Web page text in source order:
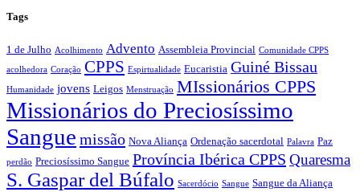
Tags
1 de Julho Acolhimento Advento Assembleia Provincial Comunidade CPPS
acolhedora Coração CPPS Espirtualidade Eucaristia Guiné Bissau
Humanidade jovens Leigos Menstruação MIssionários CPPS
Missionários do Preciosíssimo
Sangue missão Nova Aliança Ordenação sacerdotal Palavra Paz
perdão Preciosíssimo Sangue Província Ibérica CPPS Quaresma
S. Gaspar del Búfalo Sacerdócio Sangue Sangue da Aliança